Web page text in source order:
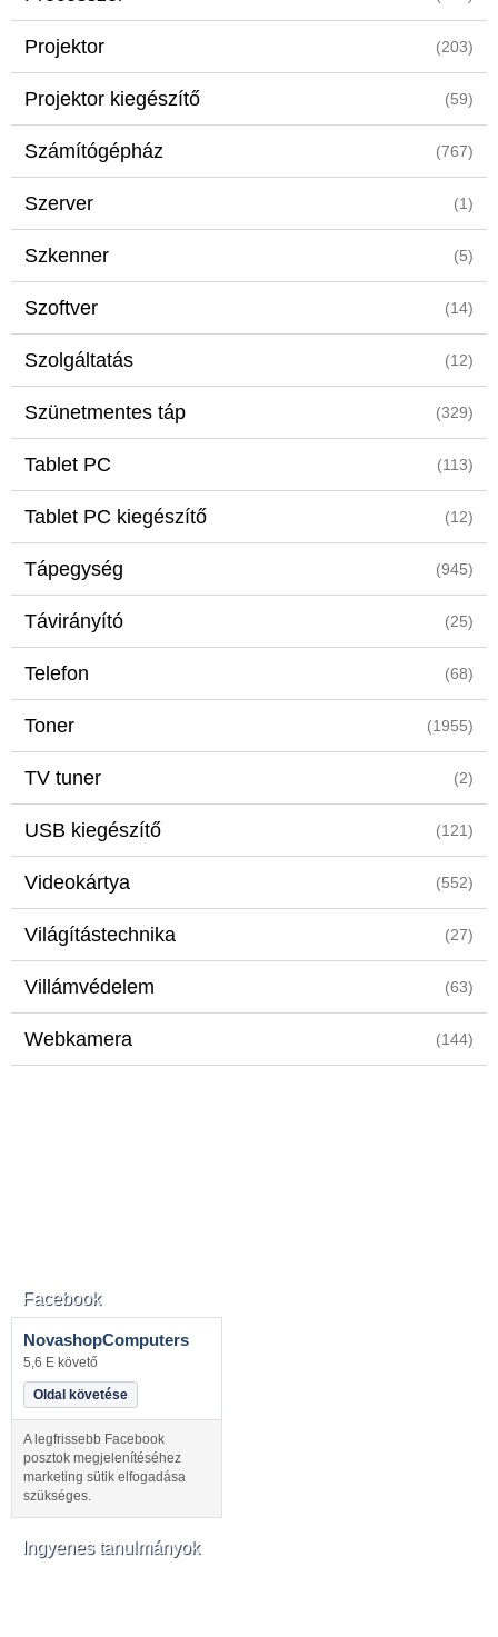
Projektor (203)
Projektor kiegészítő (59)
Számítógépház (767)
Szerver (1)
Szkenner (5)
Szoftver (14)
Szolgáltatás (12)
Szünetmentes táp (329)
Tablet PC (113)
Tablet PC kiegészítő (12)
Tápegység (945)
Távirányító (25)
Telefon (68)
Toner (1955)
TV tuner (2)
USB kiegészítő (121)
Videokártya (552)
Világítástechnika (27)
Villámvédelem (63)
Webkamera (144)
Facebook
NovashopComputers
5,6 E követő
Oldal követése
A legfrissebb Facebook
posztok megjelenítéséhez
marketing sütik elfogadása
szükséges.
Ingyenes tanulmányok